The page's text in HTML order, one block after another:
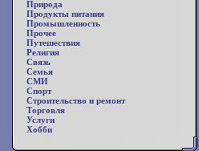
Природа
Продукты питания
Промышленность
Прочее
Путешествия
Религия
Связь
Семья
СМИ
Спорт
Строительство и ремонт
Торговля
Услуги
Хобби